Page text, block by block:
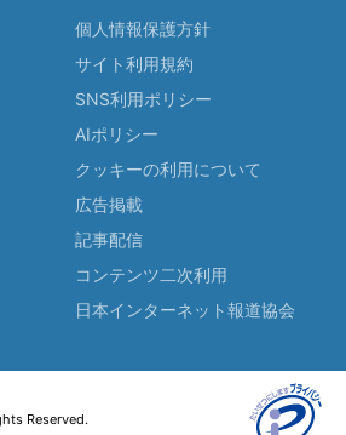
個人情報保護方針
サイト利用規約
SNS利用ポリシー
AIポリシー
クッキーの利用について
広告掲載
記事配信
コンテンツ二次利用
日本インターネット報道協会
Reserved.